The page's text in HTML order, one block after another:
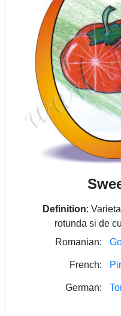
Definition:
rotunda si de
Romanian:
French:
German: